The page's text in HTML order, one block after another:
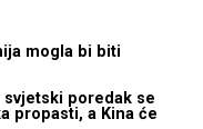
mogla bi biti
svjetski poredak se
propasti, a Kina će